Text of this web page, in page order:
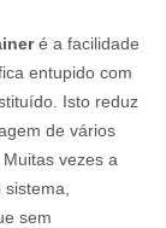
é a facilidade
entupido com
Isto reduz
de vários
vezes a
sem